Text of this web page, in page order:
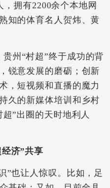
拥有2200余个本地网
知的体育名人贺炜、黄
州“村超”终于成功的背
锐意发展的磨砺；创新
，短视频和直播的魔力
久的新媒体培训和乡村
”出圈的天时地利人
济”共享
”也让人惊叹。比如，足